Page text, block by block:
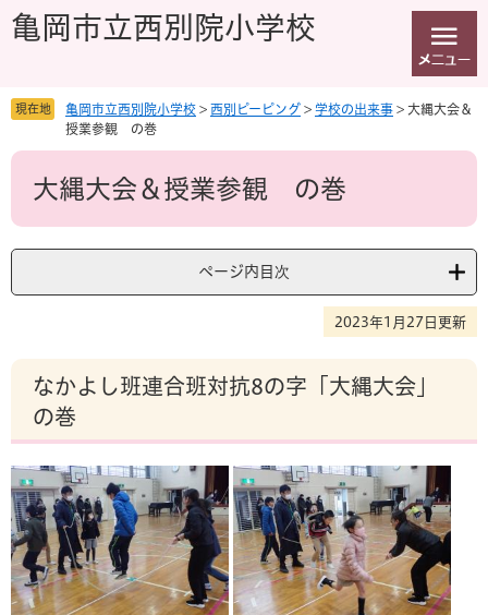
先
を
本
亀岡市立西別院小学校
現在地 亀岡市立西別院小学校 > 西別ピーピング > 学校の出来事 > 大縄大会＆
授業参観 の巻
本
大縄大会＆授業参観 の巻
ページ内目次
2023年1月27日更新
なかよし班連合班対抗8の字「大縄大会」
の巻